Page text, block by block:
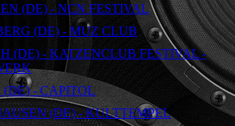
(DE) - NCN FESTIVAL
(DE) - MUZ CLUB
(DE) - KATZENCLUB FESTIVAL -
- CAPITOL
(DE) - KULTTEMPEL